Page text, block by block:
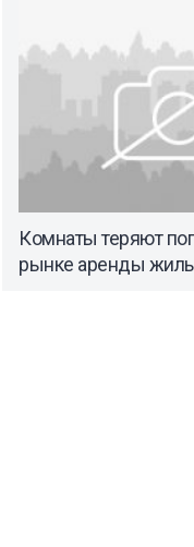
Комнаты теряют
рынке аренды